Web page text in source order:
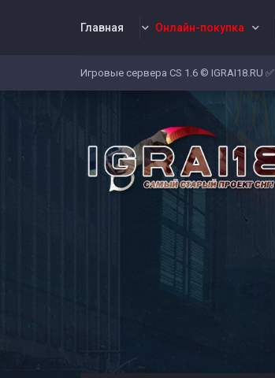
Главная Онлайн-покупка
Игровые сервера CS 1.6 © IGRAI18.RU ✅